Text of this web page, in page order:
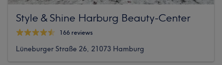
Style & Shine Harburg Beauty-Center
166 reviews
Lüneburger Straße 26, 21073 Hamburg